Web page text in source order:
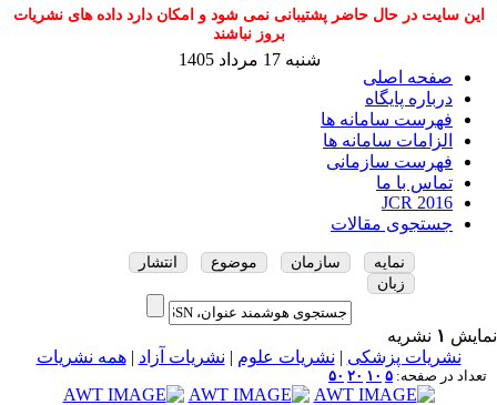
این سایت در حال حاضر پشتیبانی نمی شود و امکان دارد داده های نشریات
بروز نباشند
صفحه اصلی
درباره پایگاه
فهرست سامانه ها
الزامات سامانه ها
فهرست سازمانی
تماس با ما
JCR 2016
جستجوی مقالات
شنبه 17 مرداد 1405
نمایه سازمان موضوع
انتشار
زبان
نمایش ۱ نشریه
نشریات پزشکی | نشریات علوم | نشریات آزاد |همه نشریات
تعداد در صفحه: ۵ ۱۰ ۲۰ ۵۰